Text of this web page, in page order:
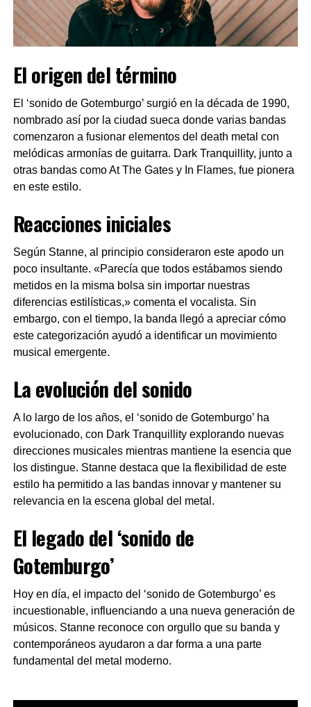
El origen del término
El ‘sonido de Gotemburgo’ surgió en la década de 1990,
nombrado así por la ciudad sueca donde varias bandas
comenzaron a fusionar elementos del death metal con
melódicas armonías de guitarra. Dark Tranquillity, junto a
otras bandas como At The Gates y In Flames, fue pionera
en este estilo.
Reacciones iniciales
Según Stanne, al principio consideraron este apodo un
poco insultante. «Parecía que todos estábamos siendo
metidos en la misma bolsa sin importar nuestras
diferencias estilísticas,» comenta el vocalista. Sin
embargo, con el tiempo, la banda llegó a apreciar cómo
este categorización ayudó a identificar un movimiento
musical emergente.
La evolución del sonido
A lo largo de los años, el ‘sonido de Gotemburgo’ ha
evolucionado, con Dark Tranquillity explorando nuevas
direcciones musicales mientras mantiene la esencia que
los distingue. Stanne destaca que la flexibilidad de este
estilo ha permitido a las bandas innovar y mantener su
relevancia en la escena global del metal.
El legado del ‘sonido de
Gotemburgo’
Hoy en día, el impacto del ‘sonido de Gotemburgo’ es
incuestionable, influenciando a una nueva generación de
músicos. Stanne reconoce con orgullo que su banda y
contemporáneos ayudaron a dar forma a una parte
fundamental del metal moderno.